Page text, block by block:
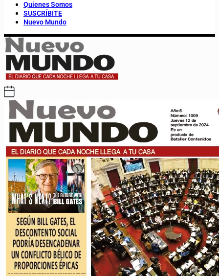
Quienes Somos
SUSCRÍBITE
Nuevo Mundo